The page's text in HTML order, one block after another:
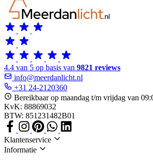
4.4 van 5 op basis van 9821 reviews
info@meerdanlicht.nl
+31 24-2120360
Bereikbaar op maandag t/m vrijdag van
KvK: 88869032
BTW: 851231482B01
Klantenservice
Informatie